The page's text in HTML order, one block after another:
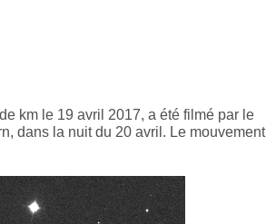
km le 19 avril 2017, a été filmé par le
dans la nuit du 20 avril. Le mouvement